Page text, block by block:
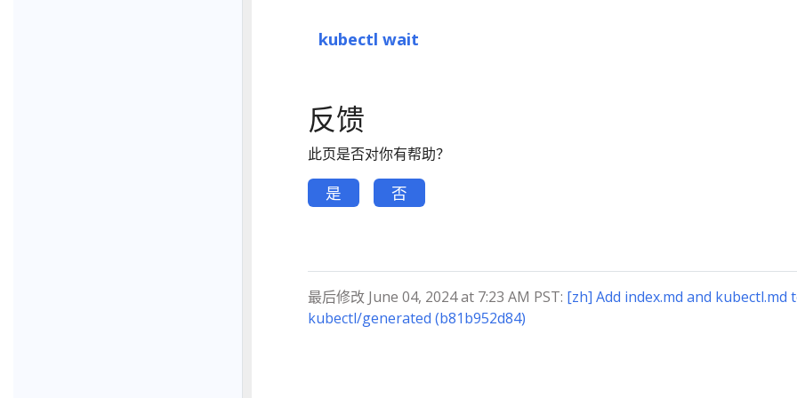
kubectl wait
反馈
此页是否对你有帮助？
是 否
最后修改 June 04, 2024 at 7:23 AM PST: [zh] Add index.md and kubectl.md
kubectl/generated (b81b952d84)